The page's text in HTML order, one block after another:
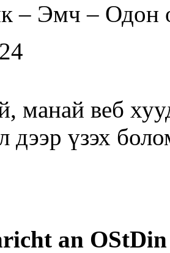
– Эмч – Одон
манай веб
дээр үзэх
an